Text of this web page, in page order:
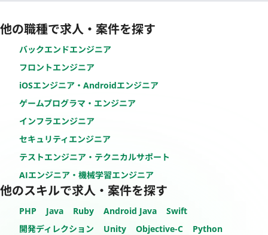
他の職種で求人・案件を探す
バックエンドエンジニア
フロントエンジニア
iOSエンジニア・Androidエンジニア
ゲームプログラマ・エンジニア
インフラエンジニア
セキュリティエンジニア
テストエンジニア・テクニカルサポート
AIエンジニア・機械学習エンジニア
他のスキルで求人・案件を探す
PHP Java Ruby Android Java
Swift
開発ディレクション
Unity Objective-C Python